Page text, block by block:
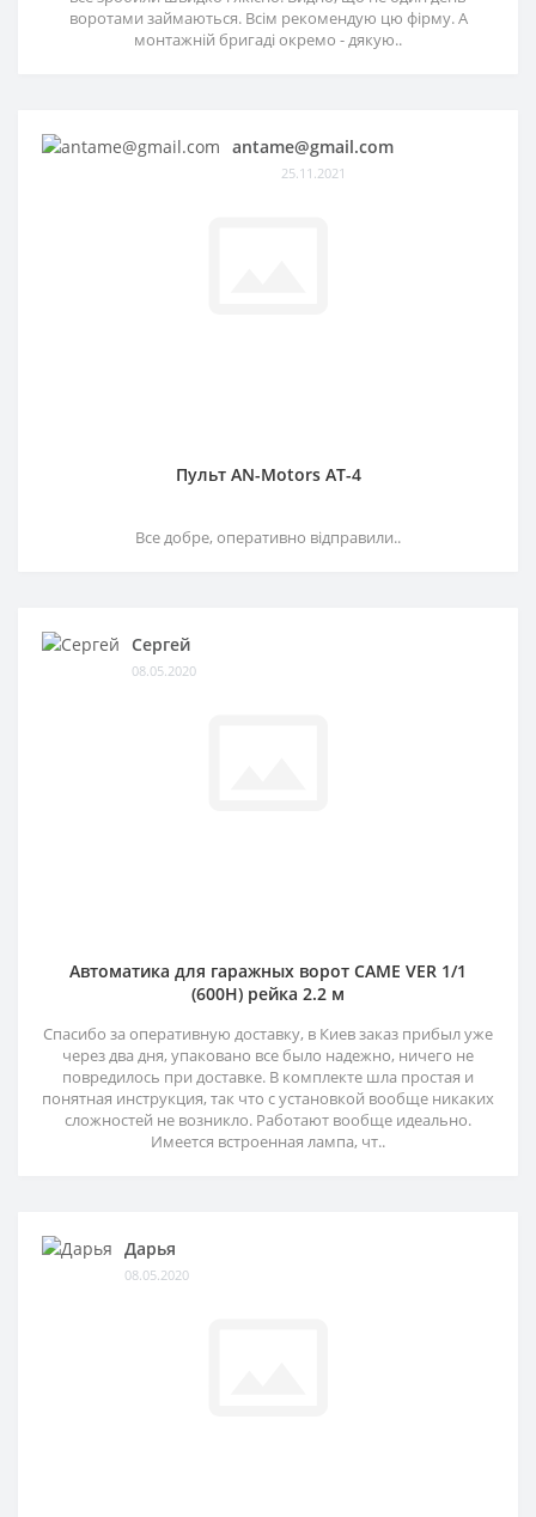
воротами займаються. Всім рекомендую цю фірму. А
монтажній бригаді окремо - дякую..
antame@gmail.com
25.11.2021
Пульт AN-Motors AT-4
Все добре, оперативно відправили..
Сергей
08.05.2020
Автоматика для гаражных ворот CAME VER 1/1
(600H) рейка 2.2 м
Спасибо за оперативную доставку, в Киев заказ прибыл уже
через два дня, упаковано все было надежно, ничего не
повредилось при доставке. В комплекте шла простая и
понятная инструкция, так что с установкой вообще никаких
сложностей не возникло. Работают вообще идеально.
Имеется встроенная лампа, чт..
Дарья
08.05.2020